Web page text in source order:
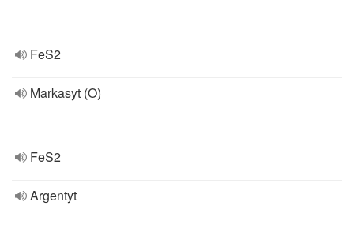
FeS2
Markasyt (O)
FeS2
Argentyt